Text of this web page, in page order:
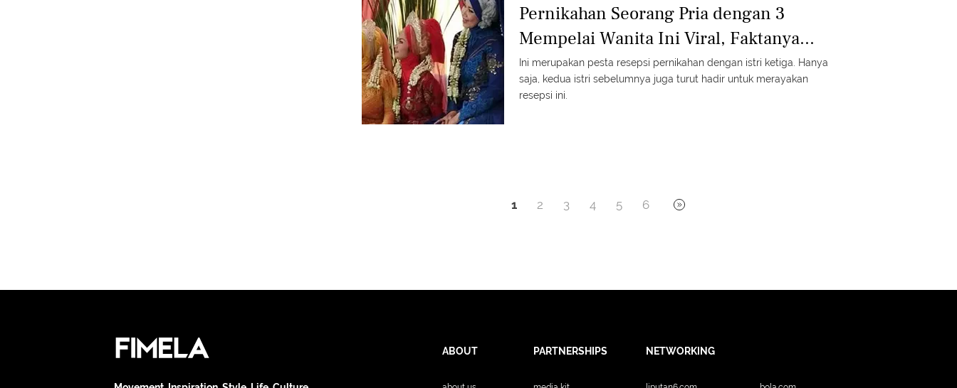
Pernikahan Seorang Pria dengan 3
Mempelai Wanita Ini Viral, Faktanya...
Ini merupakan pesta resepsi pernikahan dengan istri ketiga. Hanya
saja, kedua istri sebelumnya juga turut hadir untuk merayakan
resepsi ini.
1 2 3 4 5 6
ABOUT PARTNERSHIPS NETWORKING